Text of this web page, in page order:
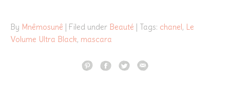
By Mnêmosunê | Filed under Beauté | Tags: chanel, Le
Volume Ultra Black, mascara